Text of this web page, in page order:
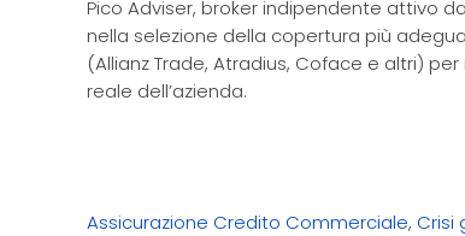
Pico Adviser, broker indipendente attivo
nella selezione della copertura più
(Allianz Trade, Atradius, Coface e altri)
reale dell’azienda.
Assicurazione Credito Commerciale, Crisi